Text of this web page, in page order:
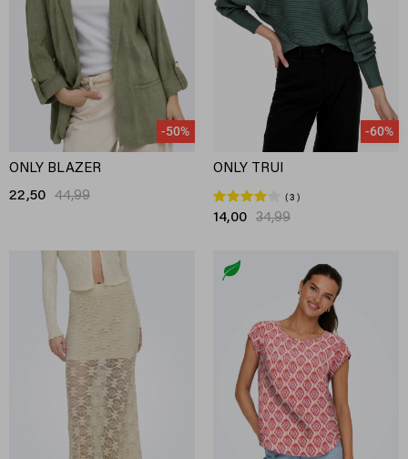
-50%
ONLY BLAZER
22,50 44,99
-60%
ONLY TRUI
3
14,00 34,99